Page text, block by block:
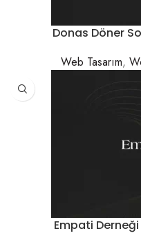
Donas Döner
Web Tasarım,
Empati